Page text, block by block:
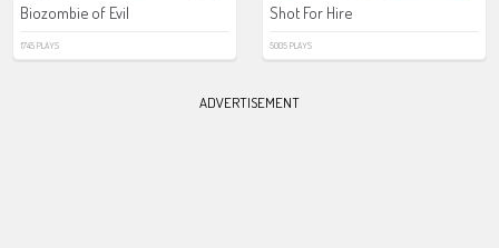
Biozombie of Evil
1745 PLAYS
Shot For Hire
5005 PLAYS
ADVERTISEMENT